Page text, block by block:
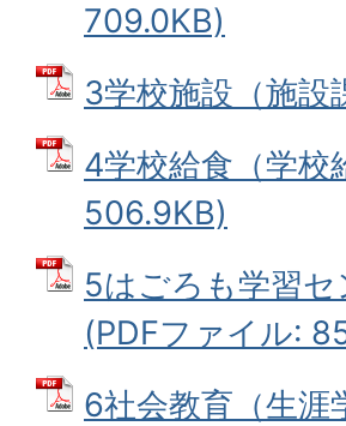
709.0KB)
3学校施設（施
4学校給食（学校
506.9KB)
5はごろも学習
(PDFファイル:
6社会教育（生涯